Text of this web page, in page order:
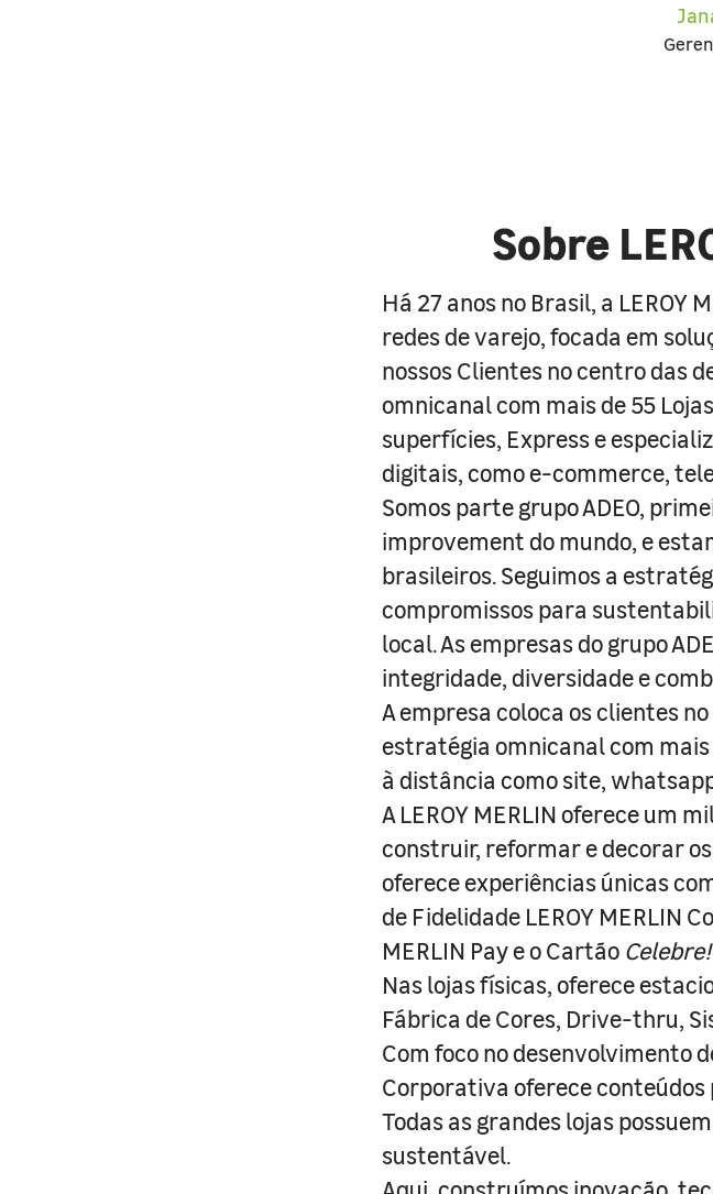
Sobre
Há 27 anos no Brasil, a LEROY
redes de varejo, focada em
nossos Clientes no centro das
omnicanal com mais de 55
superfícies, Express e
digitais, como e-commerce,
Somos parte grupo ADEO,
improvement do mundo, e
brasileiros. Seguimos a
compromissos para
local. As empresas do grupo
integridade, diversidade e
A empresa coloca os clientes
estratégia omnicanal com
à distância como site,
A LEROY MERLIN oferece um
construir, reformar e decorar
oferece experiências únicas
de Fidelidade LEROY MERLIN
MERLIN Pay e o Cartão Celebre!
Nas lojas físicas, oferece
Fábrica de Cores, Drive-thru,
Com foco no desenvolvimento
Corporativa oferece
Todas as grandes lojas
sustentável.